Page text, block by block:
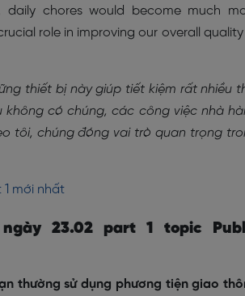
daily chores would become much
role in improving our overall
thiết bị này giúp tiết kiệm rất nhiều
có chúng, các công việc nhà
tôi, chúng đóng vai trò quan trọng
1 mới nhất
23.02 part 1 topic
thường sử dụng phương tiện giao